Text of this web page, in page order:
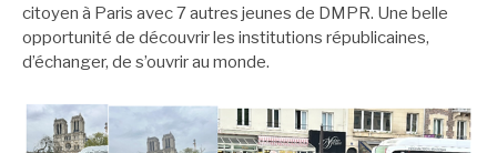
citoyen à Paris avec 7 autres jeunes de DMPR. Une belle
opportunité de découvrir les institutions républicaines,
d’échanger, de s’ouvrir au monde.